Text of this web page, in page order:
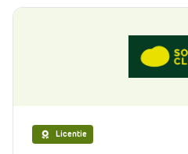
Licentie